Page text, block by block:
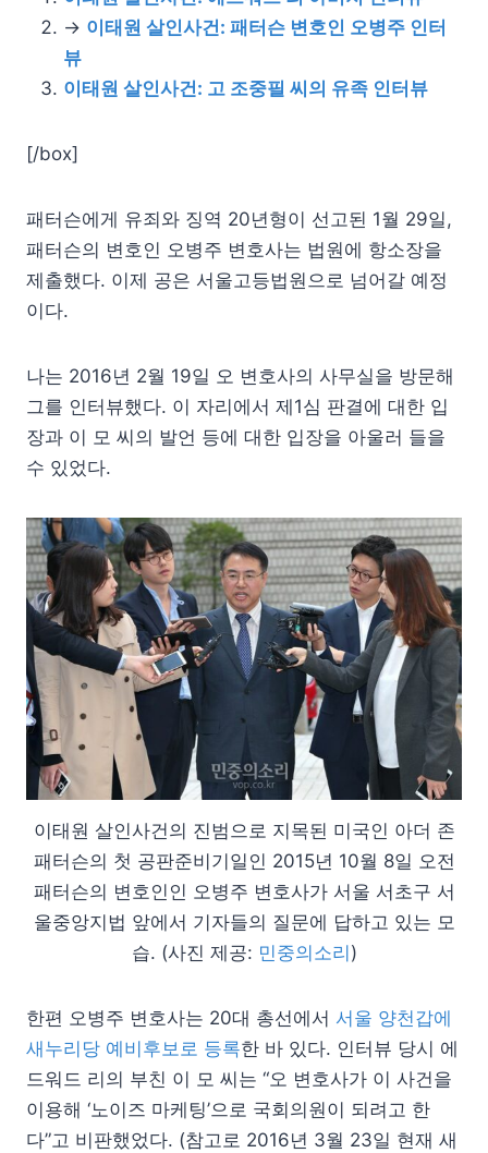
→ 이태원 살인사건: 패터슨 변호인 오병주 인터
뷰
이태원 살인사건: 고 조중필 씨의 유족 인터뷰
[/box]
패터슨에게 유죄와 징역 20년형이 선고된 1월 29일,
패터슨의 변호인 오병주 변호사는 법원에 항소장을
제출했다. 이제 공은 서울고등법원으로 넘어갈 예정
이다.
나는 2016년 2월 19일 오 변호사의 사무실을 방문해
그를 인터뷰했다. 이 자리에서 제1심 판결에 대한 입
장과 이 모 씨의 발언 등에 대한 입장을 아울러 들을
수 있었다.
이태원 살인사건의 진범으로 지목된 미국인 아더 존
패터슨의 첫 공판준비기일인 2015년 10월 8일 오전
패터슨의 변호인인 오병주 변호사가 서울 서초구 서
울중앙지법 앞에서 기자들의 질문에 답하고 있는 모
습. (사진 제공: 민중의소리 )
한편 오병주 변호사는 20대 총선에서 서울 양천갑에
새누리당 예비후보로 등록한 바 있다. 인터뷰 당시 에
드워드 리의 부친 이 모 씨는 “오 변호사가 이 사건을
이용해 ‘노이즈 마케팅’으로 국회의원이 되려고 한
다”고 비판했었다. (참고로 2016년 3월 23일 현재 새